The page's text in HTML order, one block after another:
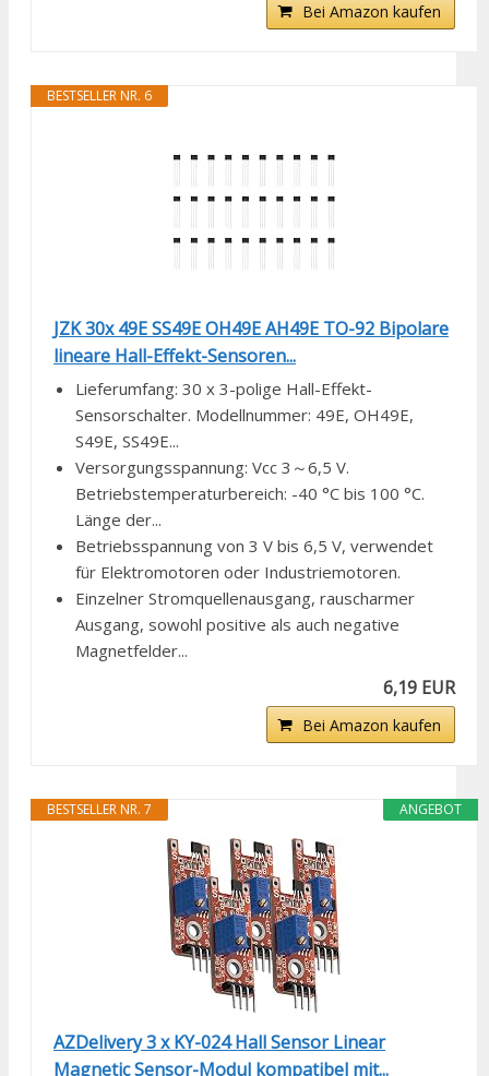
Bei Amazon kaufen
BESTSELLER NR. 6
JZK 30x 49E SS49E OH49E AH49E TO-92 Bipolare
lineare Hall-Effekt-Sensoren...
Lieferumfang: 30 x 3-polige Hall-Effekt-
Sensorschalter. Modellnummer: 49E, OH49E,
S49E, SS49E...
Versorgungsspannung: Vcc 3～6,5 V.
Betriebstemperaturbereich: -40 °C bis 100 °C.
Länge der...
Betriebsspannung von 3 V bis 6,5 V, verwendet
für Elektromotoren oder Industriemotoren.
Einzelner Stromquellenausgang, rauscharmer
Ausgang, sowohl positive als auch negative
Magnetfelder...
6,19 EUR
Bei Amazon kaufen
ANGEBOT
BESTSELLER NR. 7
AZDelivery 3 x KY-024 Hall Sensor Linear
Magnetic Sensor-Modul kompatibel mit...